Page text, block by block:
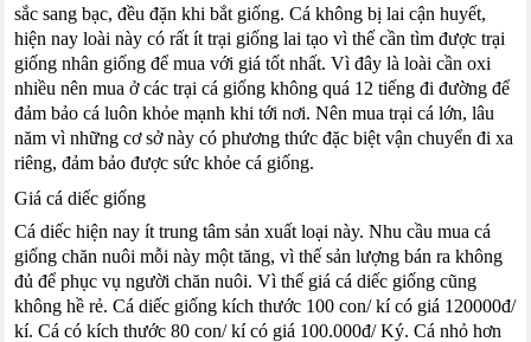
sắc sang bạc, đều đặn khi bắt giống. Cá không bị lai cận huyết,
hiện nay loài này có rất ít trại giống lai tạo vì thế cần tìm được trại
giống nhân giống để mua với giá tốt nhất. Vì đây là loài cần oxi
nhiều nên mua ở các trại cá giống không quá 12 tiếng đi đường để
đảm bảo cá luôn khỏe mạnh khi tới nơi. Nên mua trại cá lớn, lâu
năm vì những cơ sở này có phương thức đặc biệt vận chuyển đi xa
riêng, đảm bảo được sức khỏe cá giống.
Giá cá diếc giống
Cá diếc hiện nay ít trung tâm sản xuất loại này. Nhu cầu mua cá
giống chăn nuôi mỗi này một tăng, vì thế sản lượng bán ra không
đủ để phục vụ người chăn nuôi. Vì thế giá cá diếc giống cũng
không hề rẻ. Cá diếc giống kích thước 100 con/ kí có giá 120000đ/
kí. Cá có kích thước 80 con/ kí có giá 100.000đ/ Ký. Cá nhỏ hơn